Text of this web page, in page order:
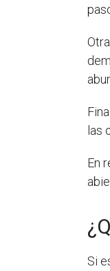
las
En
Si